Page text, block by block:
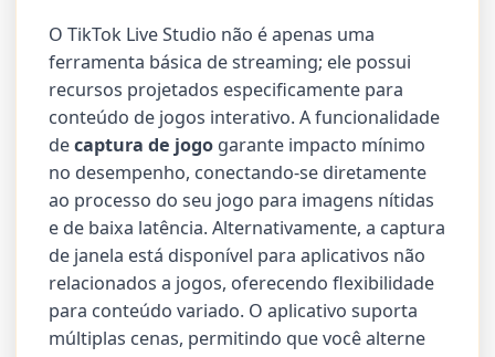
O TikTok Live Studio não é apenas uma
ferramenta básica de streaming; ele possui
recursos projetados especificamente para
conteúdo de jogos interativo. A funcionalidade
decaptura de jogo garante impacto mínimo
no desempenho, conectando-se diretamente
ao processo do seu jogo para imagens nítidas
e de baixa latência. Alternativamente, a captura
de janela está disponível para aplicativos não
relacionados a jogos, oferecendo flexibilidade
para conteúdo variado. O aplicativo suporta
múltiplas cenas, permitindo que você alterne